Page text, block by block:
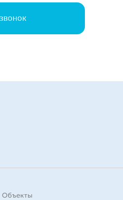
Объекты